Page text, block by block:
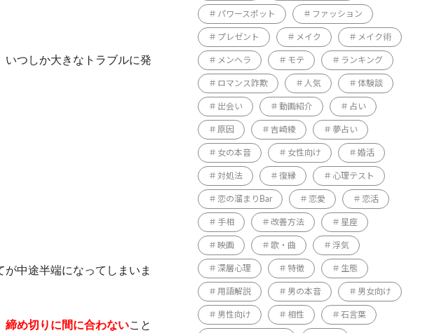
いつしか大きなトラブルに発
中途半端になってしまいま
締め切りに間に合わないこと
パワースポット ファッション
プレゼント メイク メイク術
メンヘラ モテ ランキング
ロマンス詐欺 人気 体験談
出会い 動画紹介 占い
原因 吉崎綾 夢占い
女の本音 女性向け 婚活
対処法 復縁 心理テスト
恋の溜まりBar 恋愛 恋活
手相 改善方法 星座
映画 歌・曲 浮気
深層心理 特徴 生態
用語解説 男の本音 男女向け
男性向け 相性 石言葉